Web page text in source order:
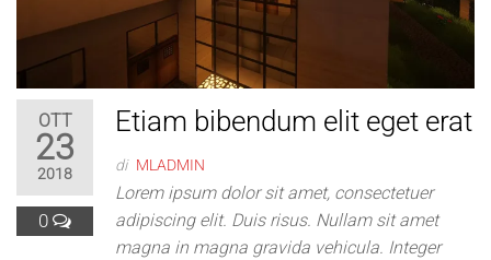
OTT
23
2018
0
Etiam bibendum elit eget erat
di MLADMIN
Lorem ipsum dolor sit amet, consectetuer
adipiscing elit. Duis risus. Nullam sit amet
magna in magna gravida vehicula. Integer